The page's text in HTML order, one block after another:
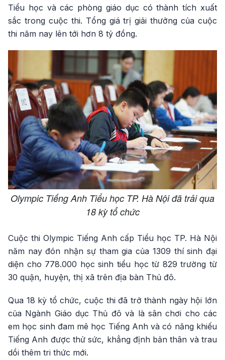
Tiểu học và các phòng giáo dục có thành tích xuất
sắc trong cuộc thi. Tổng giá trị giải thưởng của cuộc
thi năm nay lên tới hơn 8 tỷ đồng.
Olympic Tiếng Anh Tiểu học TP. Hà Nội đã trải qua
18 kỳ tổ chức
Cuộc thi Olympic Tiếng Anh cấp Tiểu học TP. Hà Nội
năm nay đón nhận sự tham gia của 1309 thí sinh đại
diện cho 778.000 học sinh tiểu học từ 829 trường từ
30 quận, huyện, thị xã trên địa bàn Thủ đô.
Qua 18 kỳ tổ chức, cuộc thi đã trở thành ngày hội lớn
của Ngành Giáo dục Thủ đô và là sân chơi cho các
em học sinh đam mê học Tiếng Anh và có năng khiếu
Tiếng Anh được thử sức, khẳng định bản thân và trau
dồi thêm tri thức mới.